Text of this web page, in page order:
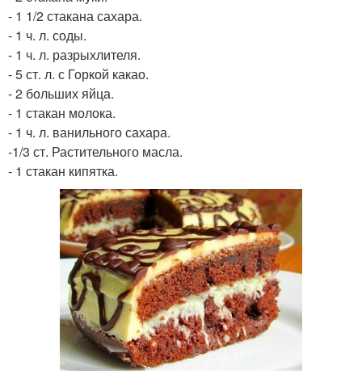
- 1 1/2 стакана сахара.
- 1 ч. л. соды.
- 1 ч. л. разрыхлителя.
- 5 ст. л. с Горкой какао.
- 2 больших яйца.
- 1 стакан молока.
- 1 ч. л. ванильного сахара.
-1/3 ст. Растительного масла.
- 1 стакан кипятка.